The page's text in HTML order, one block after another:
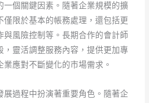
一個關鍵因素。隨著企業規模的擴
僅限於基本的帳務處理，還包括更
風險控制等。長期合作的會計師
，靈活調整服務內容，提供更加專
應對不斷變化的市場需求。
展過程中扮演著重要角色。隨著企